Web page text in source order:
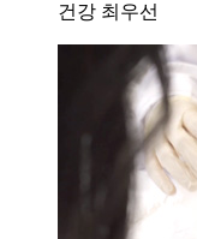
건강 최우선